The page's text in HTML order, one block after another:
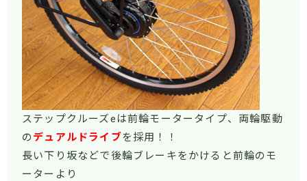
ステップクルーズeは前輪モータータイプ、両輪駆動
の デュアルドライブを採用！！
長い下り坂などで後輪ブレーキをかけると前輪のモ
ーターより